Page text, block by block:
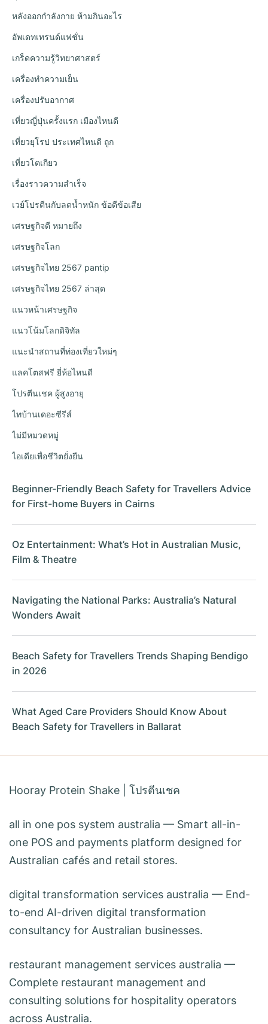
หลังออกกําลังกาย ห้ามกินอะไร
อัพเดทเทรนด์แฟชั่น
เกร็ดความรู้วิทยาศาสตร์
เครื่องทำความเย็น
เครื่องปรับอากาศ
เที่ยวญี่ปุ่นครั้งแรก เมืองไหนดี
เที่ยวยุโรป ประเทศไหนดี ถูก
เที่ยวโตเกียว
เรื่องราวความสำเร็จ
เวย์โปรตีนกับลดน้ำหนัก ข้อดีข้อเสีย
เศรษฐกิจดี หมายถึง
เศรษฐกิจโลก
เศรษฐกิจไทย 2567 pantip
เศรษฐกิจไทย 2567 ล่าสุด
แนวหน้าเศรษฐกิจ
แนวโน้มโลกดิจิทัล
แนะนำสถานที่ท่องเที่ยวใหม่ๆ
แลคโตสฟรี ยี่ห้อไหนดี
โปรตีนเชค ผู้สูงอายุ
ไทบ้านเดอะซีรีส์
ไม่มีหมวดหมู่
ไอเดียเพื่อชีวิตยั่งยืน
Beginner-Friendly Beach Safety for Travellers Advice
for First-home Buyers in Cairns
Oz Entertainment: What’s Hot in Australian Music,
Film & Theatre
Navigating the National Parks: Australia’s Natural
Wonders Await
Beach Safety for Travellers Trends Shaping Bendigo
in 2026
What Aged Care Providers Should Know About
Beach Safety for Travellers in Ballarat
Hooray Protein Shake โปรตีนเชค
all in one pos system australia — Smart all-in-
one POS and payments platform designed for
Australian cafés and retail stores.
digital transformation services australia — End-
to-end AI-driven digital transformation
consultancy for Australian businesses.
restaurant management services australia —
Complete restaurant management and
consulting solutions for hospitality operators
across Australia.